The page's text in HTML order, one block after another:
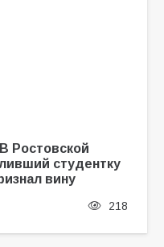
Ростовской
студентку
вину
218